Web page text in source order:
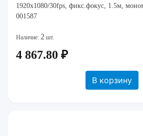
1920x1080/30fps, фикс.фокус, 1.5м,
001587
Наличие: 2 шт.
4 867.80 ₽
В корзину